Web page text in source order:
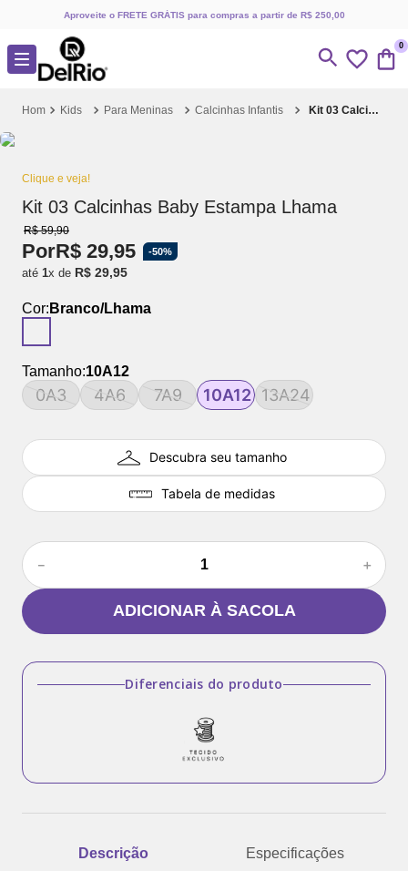
Aproveite o FRETE GRÁTIS para compras a partir de R$ 250,00
0
Kids Para Meninas Calcinhas Infantis Kit 03 Calcinhas Baby Estampa Lhama
Clique e veja!
Kit 03 Calcinhas Baby Estampa Lhama
R$ 59,90
PorR$ 29,95 -50%
até 1x de R$ 29,95
Cor: Branco/Lhama
Tamanho:10A12
0A3 4A6 7A9 10A12 13A24
Descubra seu tamanho
Tabela de medidas
＋
－
ADICIONAR À SACOLA
Diferenciais do produto
Descrição Especificações